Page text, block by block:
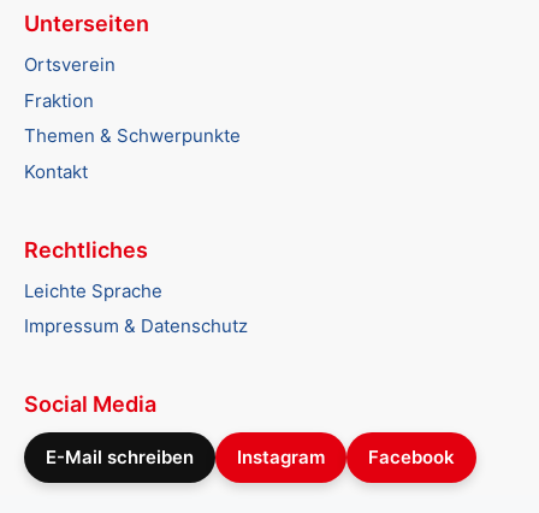
Unterseiten
Ortsverein
Fraktion
Themen & Schwerpunkte
Kontakt
Rechtliches
Leichte Sprache
Impressum & Datenschutz
Social Media
E-Mail schreiben Instagram Facebook